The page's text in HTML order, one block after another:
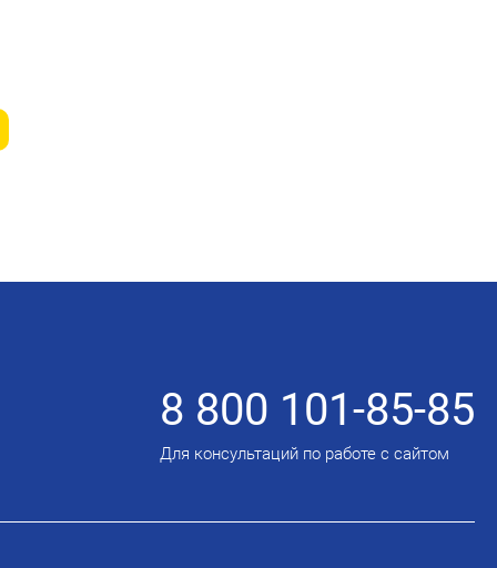
8 800 101-85-85
Для консультаций по работе с сайтом